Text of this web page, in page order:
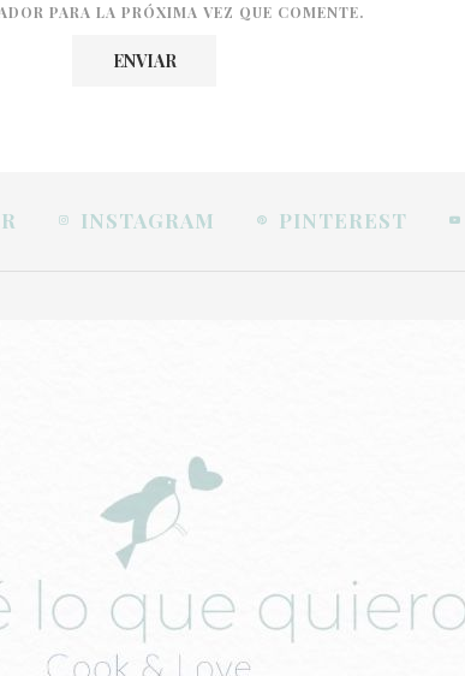
PARA LA PRÓXIMA VEZ QUE COMENTE.
INSTAGRAM PINTEREST